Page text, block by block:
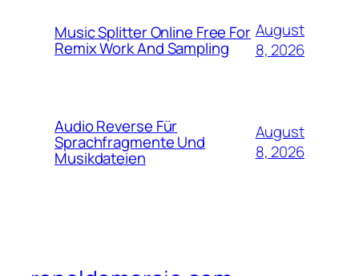
Music Splitter Online Free For
Remix Work And Sampling
August
8, 2026
Audio Reverse Für
Sprachfragmente Und
Musikdateien
August
8, 2026